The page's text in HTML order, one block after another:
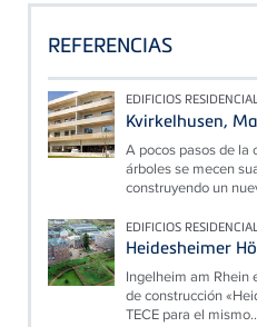
REFERENCIAS
EDIFICIOS
Kvirkelhusen,
A pocos pasos de la
árboles se mecen
construyendo un
EDIFICIOS
Heidesheimer
Ingelheim am Rhein
de construcción
TECE para el mismo..